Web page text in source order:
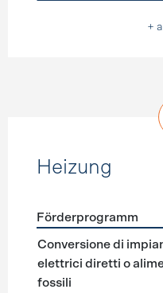
+
Heizung
Förderprogramme
Förderprogramm
Conversione di
elettrici diretti o
fossili